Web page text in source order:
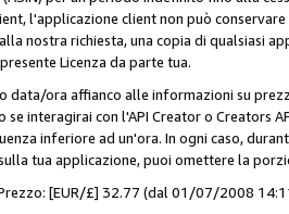
l'applicazione client non può
nostra richiesta, una copia di qualsiasi
Licenza da parte tua.
data/ora affianco alle informazioni su
se interagirai con l'API Creator o Creators
inferiore ad un'ora. In ogni caso,
tua applicazione, puoi omettere la
[EUR/£] 32.77 (dal 01/07/2008